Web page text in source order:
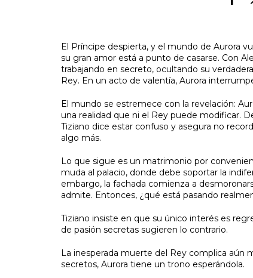
El Príncipe despierta, y el mundo de Aurora
su gran amor está a punto de casarse. Con
trabajando en secreto, ocultando su
Rey. En un acto de valentía, Aurora
El mundo se estremece con la revelación:
una realidad que ni el Rey puede modificar.
Tiziano dice estar confuso y asegura no
algo más.
Lo que sigue es un matrimonio por
muda al palacio, donde debe soportar la
embargo, la fachada comienza a
admite. Entonces, ¿qué está pasando
Tiziano insiste en que su único interés es
de pasión secretas sugieren lo contrario.
La inesperada muerte del Rey complica aún
secretos, Aurora tiene un trono esperándola.